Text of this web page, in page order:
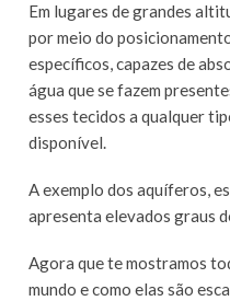
Em lugares de grandes
por meio do
específicos, capazes de
água que se fazem
esses tecidos a qualquer
disponível.
A exemplo dos aquíferos,
apresenta elevados graus
Agora que te mostramos
mundo e como elas são